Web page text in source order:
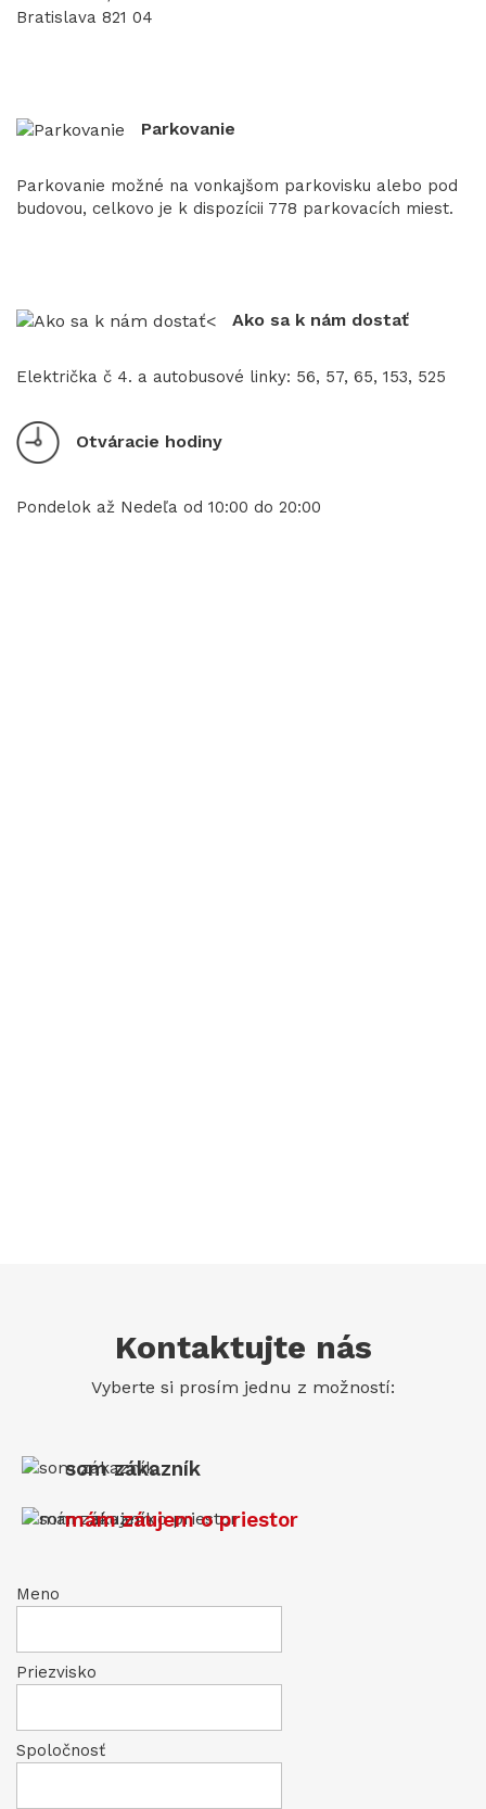
Bratislava 821 04
Parkovanie
Parkovanie možné na vonkajšom parkovisku alebo pod
budovou, celkovo je k dispozícii 778 parkovacích miest.
Ako sa k nám dostať
Električka č 4. a autobusové linky: 56, 57, 65, 153, 525
Otváracie hodiny
Pondelok až Nedeľa od 10:00 do 20:00
Kontaktujte nás
Vyberte si prosím jednu z možností:
som zákazník
mám záujem o priestor
Meno
Priezvisko
Spoločnosť